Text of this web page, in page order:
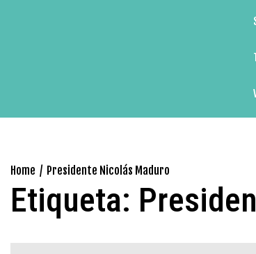
Home Presidente Nicolás Maduro
Etiqueta: